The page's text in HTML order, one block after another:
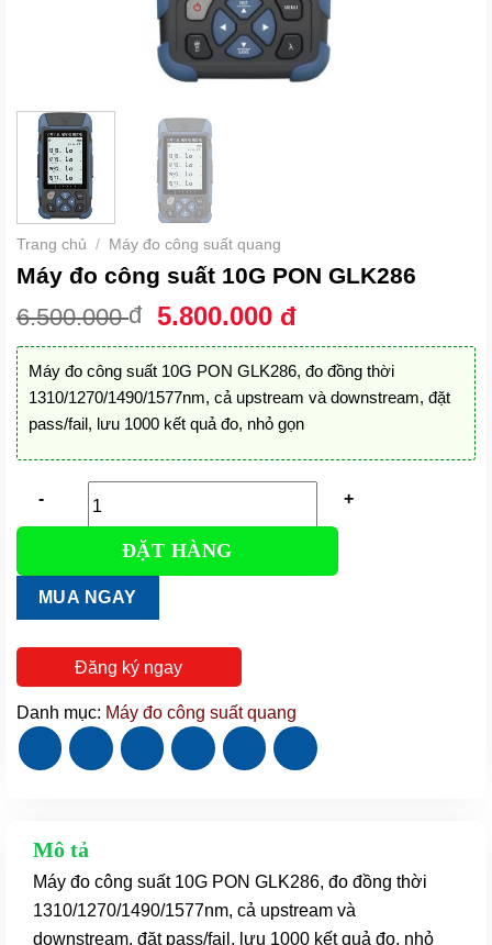
Trang chủ / Máy đo công suất quang
Máy đo công suất 10G PON GLK286
6.500.000đ Giá
gốc
là:
6.500.000 đ.
5.800.000 đGiá
hiện
tại
là:
5.800.000 đ.
Máy đo công suất 10G PON GLK286, đo đồng thời
1310/1270/1490/1577nm, cả upstream và downstream, đặt
pass/fail, lưu 1000 kết quả đo, nhỏ gọn
PON
GLK286
số
lượng
ĐẶT HÀNG
MUA NGAY
Đăng ký ngay
Danh mục: Máy đo công suất quang
Mô tả
Máy đo công suất 10G PON GLK286, đo đồng thời
1310/1270/1490/1577nm, cả upstream và
downstream, đặt pass/fail, lưu 1000 kết quả đo, nhỏ